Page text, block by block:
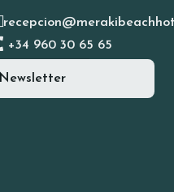
+34 960 30 65 65